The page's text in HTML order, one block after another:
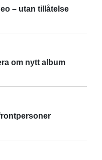
– utan tillåtelse
om nytt album